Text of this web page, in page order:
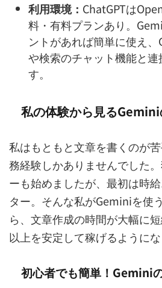
利用環境： ChatGPTは
料・有料プランあり。
ントがあれば簡単に使え
や検索のチャット機能と
す。
私の体験から見る
私はもともと文章を書くのが
務経験しかありませんでした
ーも始めましたが、最初は時
ター。そんな私がGeminiを使
ら、文章作成の時間が大幅に
以上を安定して稼げるようにな
初心者でも簡単！Gemini